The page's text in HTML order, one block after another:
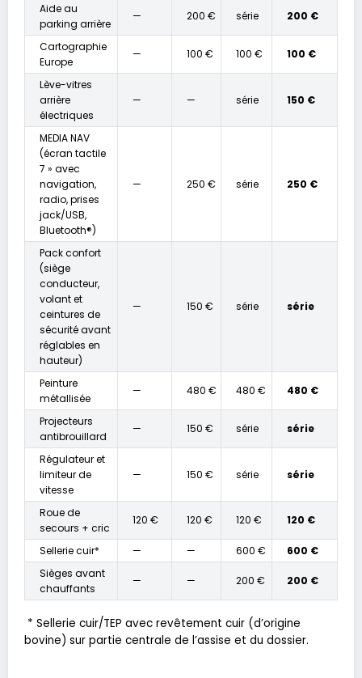
Aide au
parking arrière
— 200 € série 200 €
Cartographie
Europe
— 100 € 100 € 100 €
Lève-vitres
arrière
électriques
— — série 150 €
MEDIA NAV
(écran tactile
7 » avec
navigation,
radio, prises
jack/USB,
Bluetooth®)
— 250 € série 250 €
Pack confort
(siège
conducteur,
volant et
ceintures de
sécurité avant
réglables en
hauteur)
— 150 € série série
Peinture
métallisée
— 480 € 480 € 480 €
Projecteurs
antibrouillard
— 150 € série série
Régulateur et
limiteur de
vitesse
— 150 € série série
Roue de
secours + cric
120 € 120 € 120 € 120 €
Sellerie cuir* — — 600 €
600 €
Sièges avant
chauffants
— — 200 € 200 €
* Sellerie cuir/TEP avec revêtement cuir (d’origine
bovine) sur partie centrale de l’assise et du dossier.